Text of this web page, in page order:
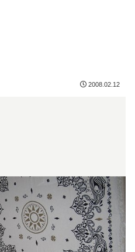
2008.02.12